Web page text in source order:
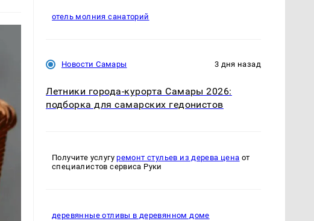
отель молния санаторий
Новости Самары 3 дня назад
Летники города-курорта Самары 2026:
подборка для самарских гедонистов
Получите услугуремонт стульев из дерева цена от
специалистов сервиса Руки
деревянные отливы в деревянном доме